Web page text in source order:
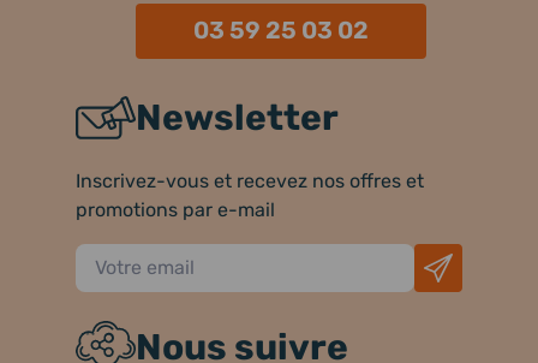
03 59 25 03 02
Newsletter
Inscrivez-vous et recevez nos offres et
promotions par e-mail
Nous suivre